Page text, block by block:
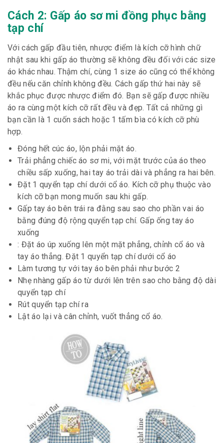
Cách 2: Gấp áo sơ mi đồng phục bằng
tạp chí
Với cách gấp đầu tiên, nhược điểm là kích cỡ hình chữ
nhật sau khi gấp áo thường sẽ không đều đối với các size
áo khác nhau. Thậm chí, cùng 1 size áo cũng có thể không
đều nếu căn chỉnh không đều. Cách gấp thứ hai này sẽ
khắc phục được nhược điểm đó. Bạn sẽ gấp được nhiều
áo ra cùng một kích cỡ rất đều và đẹp. Tất cả những gì
bạn cần là 1 cuốn sách hoặc 1 tấm bìa có kích cỡ phù
hợp.
Đóng hết cúc áo, lộn phải mặt áo.
Trải phẳng chiếc áo sơ mi, với mặt trước của áo theo
chiều sấp xuống, hai tay áo trải dài và phẳng ra hai bên.
Đặt 1 quyển tạp chí dưới cổ áo. Kích cỡ phụ thuộc vào
kích cỡ bạn mong muốn sau khi gấp.
Gấp tay áo bên trái ra đằng sau sao cho phần vai áo
bằng đúng độ rộng quyển tạp chí. Gấp ống tay áo
xuống
: Đặt áo úp xuống lên một mặt phẳng, chỉnh cổ áo và
tay áo thẳng. Đặt 1 quyển tạp chí dưới cổ áo
Làm tương tự với tay áo bên phải như bước 2
Nhẹ nhàng gấp áo từ dưới lên trên sao cho bằng độ dài
quyển tạp chí
Rút quyển tạp chí ra
Lật áo lại và cân chỉnh, vuốt thẳng cổ áo.